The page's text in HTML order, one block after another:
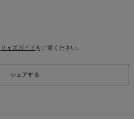
サイズガイドをご覧ください。
シェアする